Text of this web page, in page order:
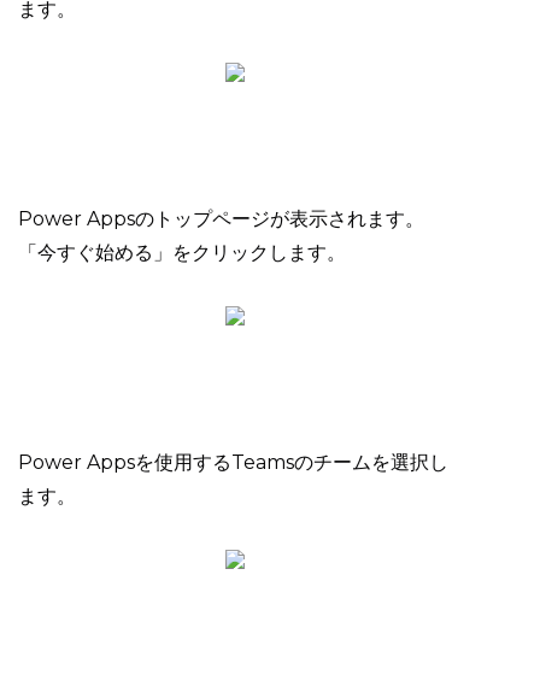
ます。
Power Appsのトップページが表示されます。
「今すぐ始める」をクリックします。
Power Appsを使用するTeamsのチームを選択し
ます。